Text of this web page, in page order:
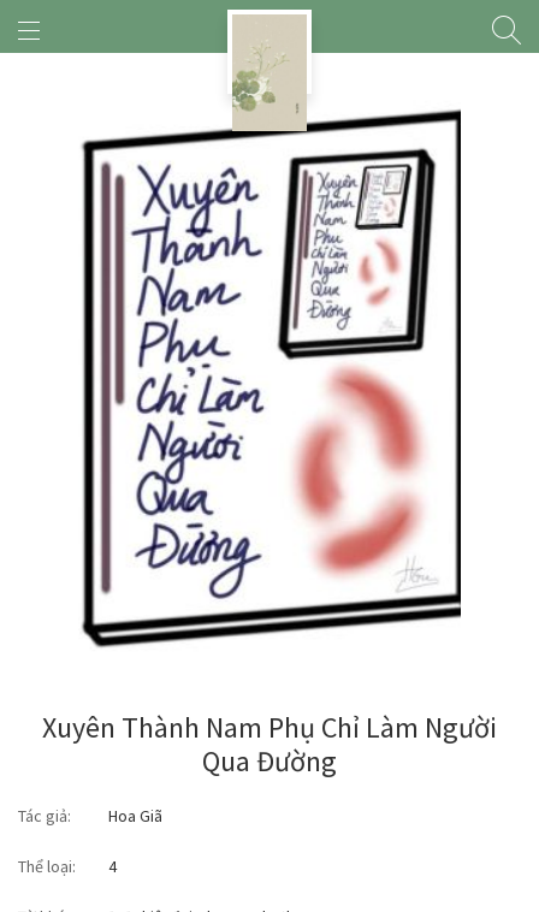
Xuyên Thành Nam Phụ Chỉ Làm Người
Qua Đường
Tác giả: Hoa Giã
Thể loại: 4